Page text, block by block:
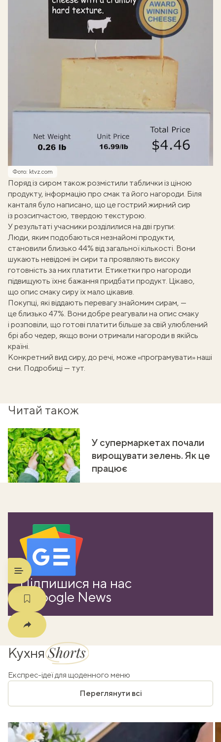
Фото: ktvz.com
Поряд із сиром також розмістили таблички із ціною
продукту, інформацію про смак та його нагороди. Біля
канталя було написано, що це гострий жирний сир
із розсипчастою, твердою текстурою.
У результаті учасники розділилися на дві групи:
Люди, яким подобаються незнайомі продукти,
становили близько 44% від загальної кількості. Вони
шукають невідомі їм сири та проявляють високу
готовність за них платити. Етикетки про нагороди
підвищують їхнє бажання придбати продукт. Цікаво,
що опис смаку сиру їх мало цікавив.
Покупці, які віддають перевагу знайомим сирам, —
це близько 47%. Вони добре реагували на опис смаку
і розповіли, що готові платити більше за свій улюблений
брі або чедер, якщо вони отримали нагороди в якійсь
країні.
Конкретний вид сиру, до речі, може «програмувати» наші
сни. Подробиці — тут.
Читай також
У супермаркетах почали
вирощувати зелень. Як це
працює
Підпишися на нас
в Google News
КухняShorts
Експрес-ідеї для щоденного меню
Переглянути всі